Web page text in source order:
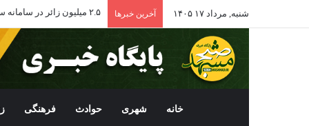
شنبه, مرداد ۱۷ ۱۴۰۵ آخرین خبرها ۲.۵ میلیون زائر در سامانه سماح نام‌نویسی کردند/ مهران همچنان نخستین مرز خروجی زائران اربعین
خانه شهری حوادث فرهنگی